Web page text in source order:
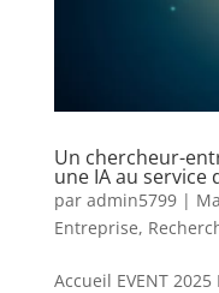
Un chercheur-
une IA au service
par admin5799|
Entreprise,
Accueil EVENT